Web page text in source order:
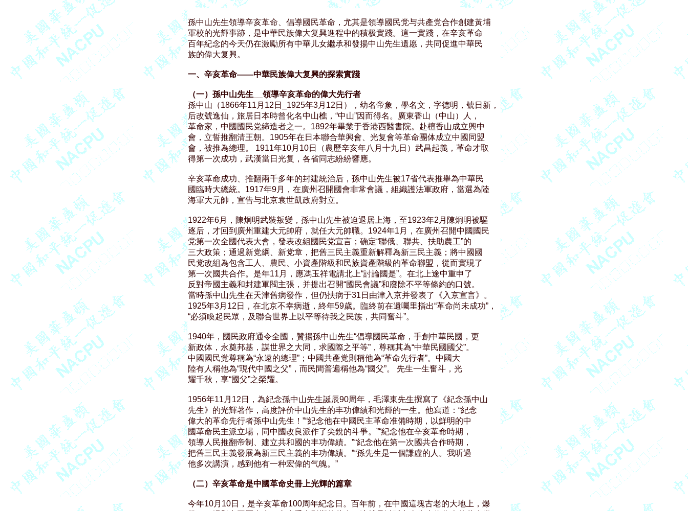
孫中山先生領導辛亥革命、倡導國民革命，尤其是領導國民党与共產党合作創建黃埔
軍校的光輝事跡，是中華民族偉大复興進程中的積极實踐。這一實踐，在辛亥革命
百年紀念的今天仍在激勵所有中華儿女繼承和發揚中山先生遺愿，共同促進中華民
族的偉大复興。
一、辛亥革命——中華民族偉大复興的探索實踐
（一）孫中山先生__領導辛亥革命的偉大先行者
孫中山（1866年11月12日_1925年3月12日），幼名帝象，學名文，字德明，號日新，
后改號逸仙，旅居日本時曾化名中山樵，“中山”因而得名。廣東香山（中山）人，
革命家，中國國民党締造者之一。1892年畢業于香港西醫書院。赴檀香山成立興中
會，立誓推翻清王朝。1905年在日本聯合華興會、光复會等革命團体成立中國同盟
會，被推為總理。 1911年10月10日（農歷辛亥年八月十九日）武昌起義，革命才取
得第一次成功，武漢當日光复，各省同志紛紛響應。
辛亥革命成功、推翻兩千多年的封建統治后，孫中山先生被17省代表推舉為中華民
國臨時大總統。1917年9月，在廣州召開國會非常會議，組織護法軍政府，當選為陸
海軍大元帥，宣告与北京袁世凱政府對立。
1922年6月，陳炯明武裝叛變，孫中山先生被迫退居上海，至1923年2月陳炯明被驅
逐后，才回到廣州重建大元帥府，就任大元帥職。1924年1月，在廣州召開中國國民
党第一次全國代表大會，發表改組國民党宣言；确定“聯俄、聯共、扶助農工”的
三大政策；通過新党綱、新党章，把舊三民主義重新解釋為新三民主義；將中國國
民党改組為包含工人、農民、小資產階級和民族資產階級的革命聯盟，從而實現了
第一次國共合作。是年11月，應馮玉祥電請北上“討論國是”。在北上途中重申了
反對帝國主義和封建軍閥主張，并提出召開“國民會議”和廢除不平等條約的口號。
當時孫中山先生在天津舊病發作，但仍扶病于31日由津入京并發表了《入京宣言》。
1925年3月12日，在北京不幸病逝，終年59歲。臨終前在遺囑里指出“革命尚未成功”，
“必須喚起民眾，及聯合世界上以平等待我之民族，共同奮斗”。
1940年，國民政府通令全國，贊揚孫中山先生“倡導國民革命，手創中華民國，更
新政体，永奠邦基，謀世界之大同，求國際之平等”，尊稱其為“中華民國國父”。
中國國民党尊稱為“永遠的總理”；中國共產党則稱他為“革命先行者”。中國大
陸有人稱他為“現代中國之父”，而民間普遍稱他為“國父”。 先生一生奮斗，光
耀千秋，享“國父”之榮耀。
1956年11月12日，為紀念孫中山先生誕辰90周年，毛澤東先生撰寫了《紀念孫中山
先生》的光輝著作，高度評价中山先生的丰功偉績和光輝的一生。他寫道：“紀念
偉大的革命先行者孫中山先生！”“紀念他在中國民主革命准備時期，以鮮明的中
國革命民主派立場，同中國改良派作了尖銳的斗爭。”“紀念他在辛亥革命時期，
領導人民推翻帝制、建立共和國的丰功偉績。”“紀念他在第一次國共合作時期，
把舊三民主義發展為新三民主義的丰功偉績。”“孫先生是一個謙虛的人。我听過
他多次講演，感到他有一种宏偉的气魄。”
（二）辛亥革命是中國革命史冊上光輝的篇章
今年10月10日，是辛亥革命100周年紀念日。百年前，在中國這塊古老的大地上，爆